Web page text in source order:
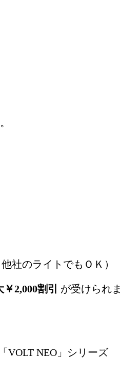
社のライトでもＯＫ）
￥2,000割引 が受けられま
VOLT NEO」シリーズ